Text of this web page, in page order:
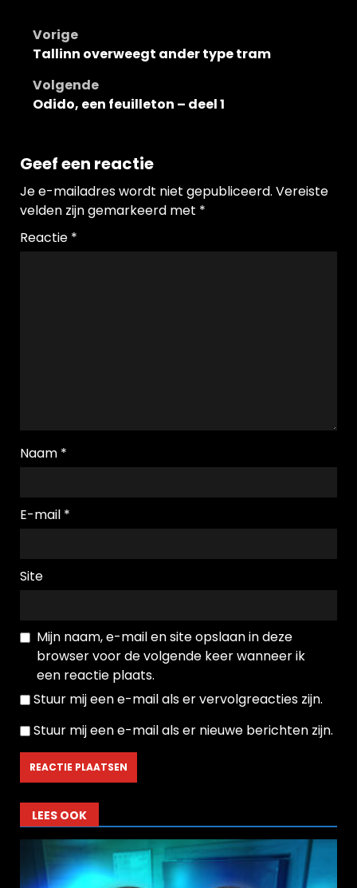
Bericht
navigatie
Vorige
Tallinn overweegt ander type tram
Volgende
Odido, een feuilleton – deel 1
Geef een reactie
Je e-mailadres wordt niet gepubliceerd. Vereiste
velden zijn gemarkeerd met *
Reactie *
Naam *
E-mail *
Site
Mijn naam, e-mail en site opslaan in deze
browser voor de volgende keer wanneer ik
een reactie plaats.
Stuur mij een e-mail als er vervolgreacties zijn.
Stuur mij een e-mail als er nieuwe berichten zijn.
LEES OOK